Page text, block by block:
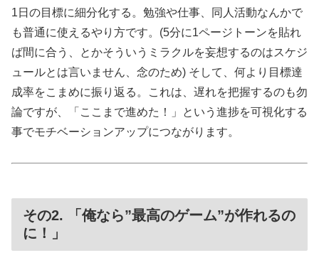
1日の目標に細分化する。勉強や仕事、同人活動なんかで
も普通に使えるやり方です。(5分に1ページトーンを貼れ
ば間に合う、とかそういうミラクルを妄想するのはスケジ
ュールとは言いません、念のため) そして、何より目標達
成率をこまめに振り返る。これは、遅れを把握するのも勿
論ですが、「ここまで進めた！」という進捗を可視化する
事でモチベーションアップにつながります。
その2. 「俺なら”最高のゲーム”が作れるの
に！」